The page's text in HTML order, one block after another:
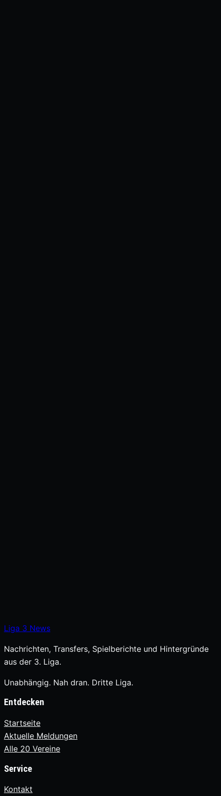
Liga 3 News
Nachrichten, Transfers, Spielberichte und Hintergründe
aus der 3. Liga.
Unabhängig. Nah dran. Dritte Liga.
Entdecken
Startseite
Aktuelle Meldungen
Alle 20 Vereine
Service
Kontakt